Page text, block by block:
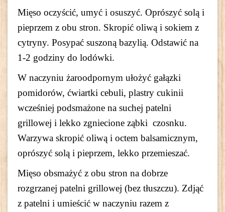
Mięso oczyścić, umyć i osuszyć. Oprószyć solą i
pieprzem z obu stron. Skropić oliwą i sokiem z
cytryny. Posypać suszoną bazylią. Odstawić na
1-2 godziny do lodówki.
W naczyniu żaroodpornym ułożyć gałązki
pomidorów, ćwiartki cebuli, plastry cukinii
wcześniej podsmażone na suchej patelni
grillowej i lekko zgniecione ząbki czosnku.
Warzywa skropić oliwą i octem balsamicznym,
oprószyć solą i pieprzem, lekko przemieszać.
Mięso obsmażyć z obu stron na dobrze
rozgrzanej patelni grillowej (bez tłuszczu). Zdjąć
z patelni i umieścić w naczyniu razem z